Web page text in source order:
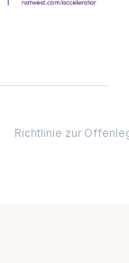
Richtlinie zur